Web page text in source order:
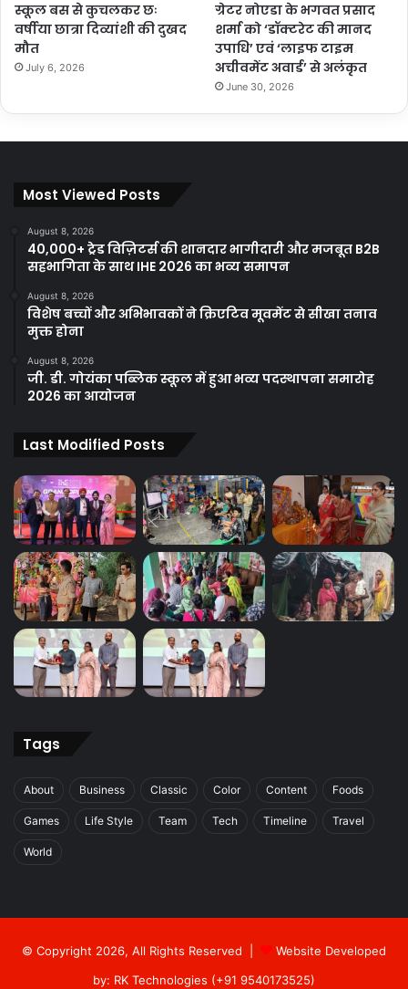
स्कूल बस से कुचलकर छः
वर्षीया छात्रा दिव्यांशी की दुखद
मौत
July 6, 2026
ग्रेटर नोएडा के भगवत प्रसाद
शर्मा को ‘डॉक्टरेट की मानद
उपाधि’ एवं ‘लाइफ टाइम
अचीवमेंट अवार्ड’ से अलंकृत
June 30, 2026
Most Viewed Posts
August 8, 2026
40,000+ ट्रेड विज़िटर्स की शानदार भागीदारी और मजबूत B2B
सहभागिता के साथ IHE 2026 का भव्य समापन
August 8, 2026
विशेष बच्चों और अभिभावकों ने क्रिएटिव मूवमेंट से सीखा तनाव
मुक्त होना
August 8, 2026
जी. डी. गोयंका पब्लिक स्कूल में हुआ भव्य पदस्थापना समारोह
2026 का आयोजन
Last Modified Posts
Tags
About Business Classic Color Content Foods
Games Life Style Team Tech Timeline Travel
World
© Copyright 2026, All Rights Reserved |
Website Developed
by: RK Technologies (+91 9540173525)